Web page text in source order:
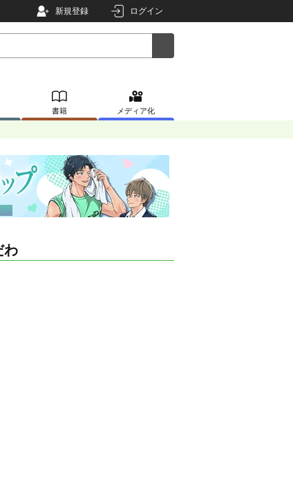
新規登録 ログイン
書籍 メディア化
わ